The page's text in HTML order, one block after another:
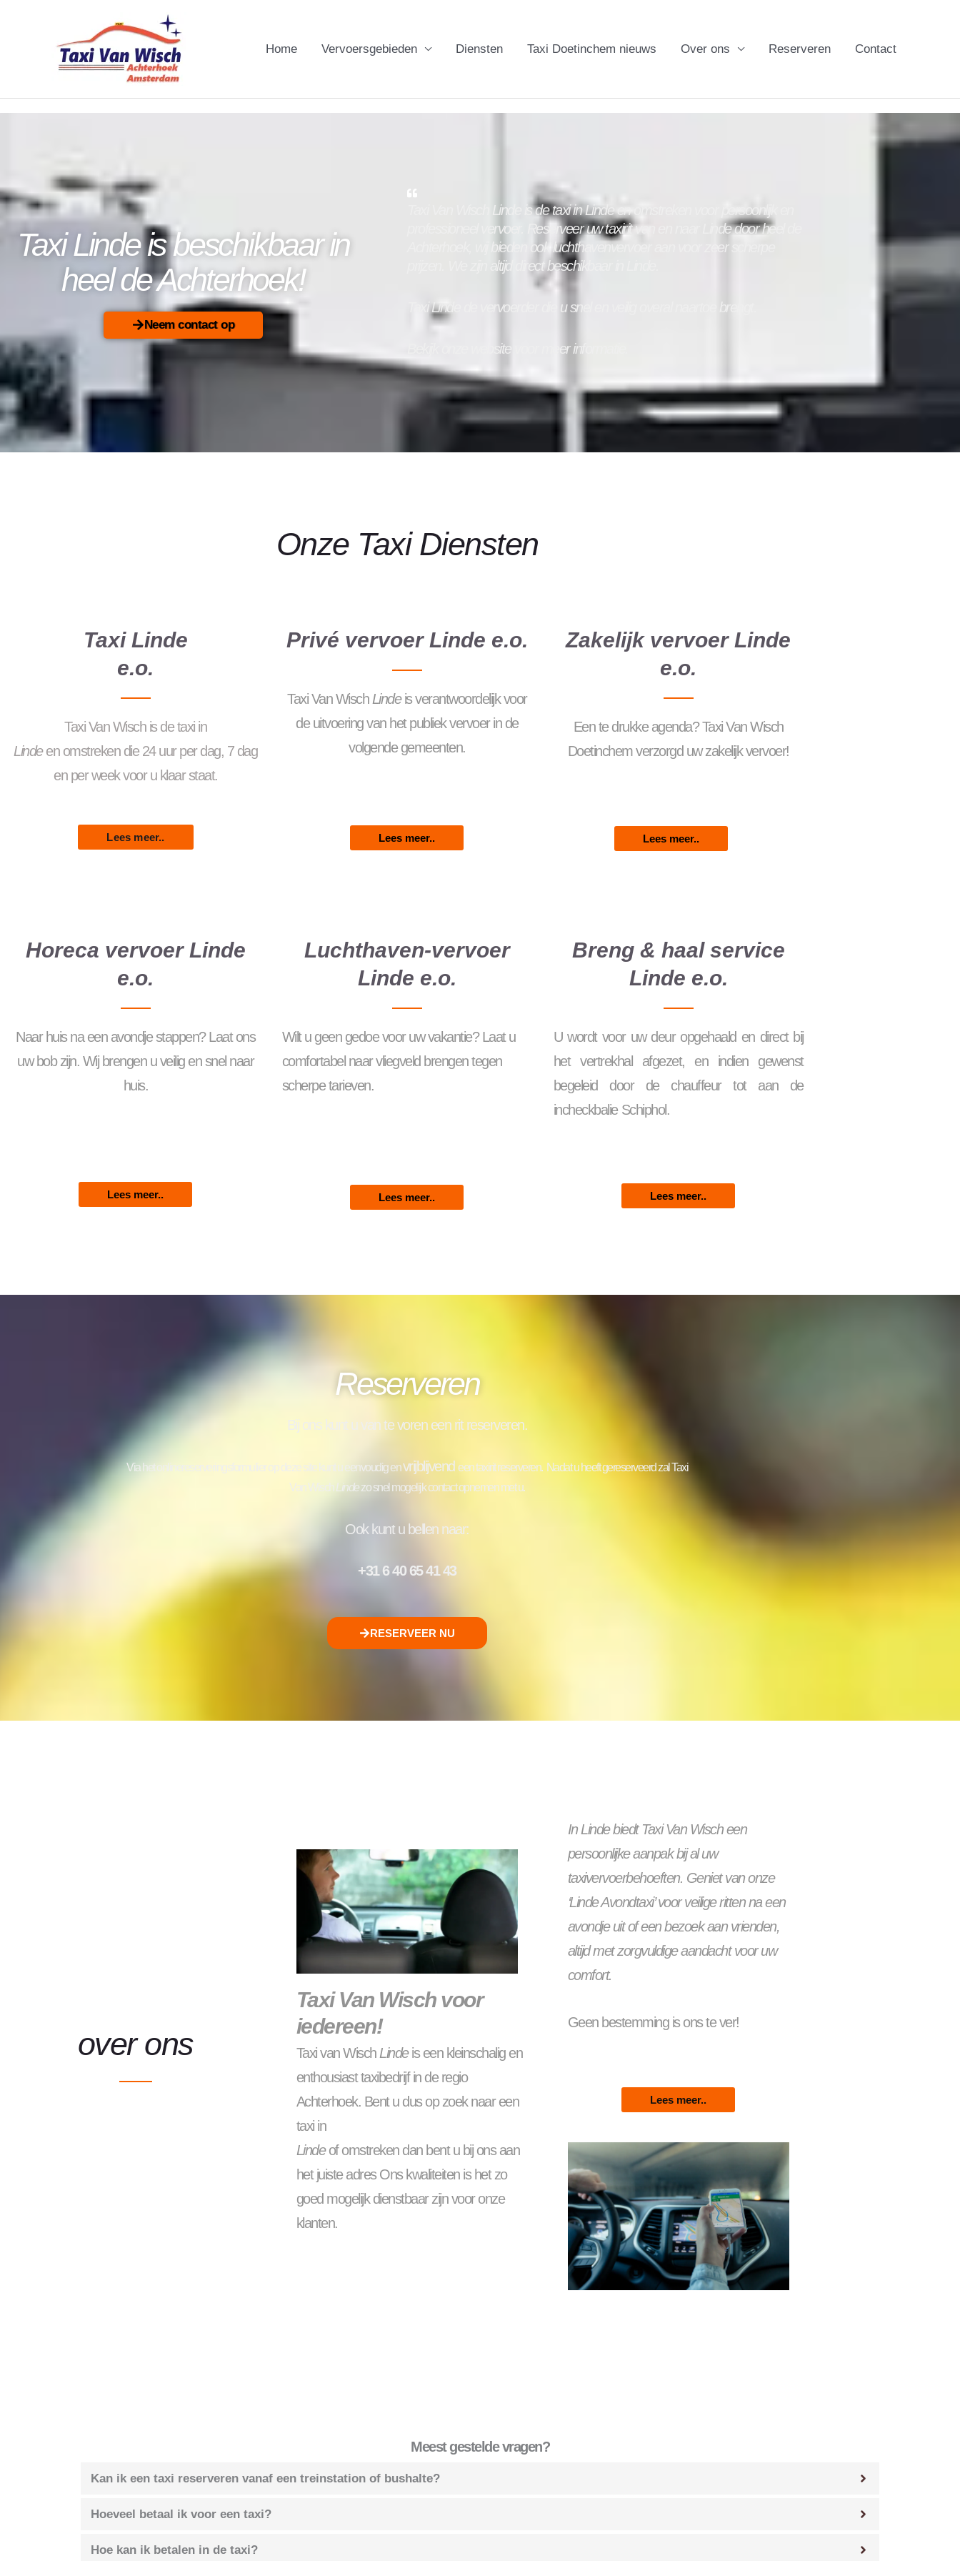
Home Vervoersgebieden Diensten Taxi Doetinchem nieuws Over ons Reserveren Contact
Taxi Linde is beschikbaar in
heel de Achterhoek!
Neem contact op
Taxi Van Wisch Linde is de taxi inLinde
en omstreken voor persoonlijk en
professioneel vervoer. Reserveer uw taxirit van en naar
Lindedoor heel de
Achterhoek, wij bieden ook luchthavenvervoer aan voor zeer scherpe
prijzen. We zijn altijd direct beschikbaar in
TaxiLinde de vervoerder die u snel en veilig overal naartoe brengt.
Bekijk onze website voor meer informatie.
Onze Taxi Diensten
Taxi Linde
e.o.
Taxi Van Wisch is de taxi in
Linde en omstreken die 24 uur per dag, 7 dag
en per week voor u klaar staat.
Lees meer..
Privé vervoer Linde e.o.
Taxi Van Wisch Lindeis verantwoordelijk voor
de uitvoering van het publiek vervoer in de
volgende gemeenten.
Lees meer..
Zakelijk vervoer Linde
e.o.
Een te drukke agenda? Taxi Van Wisch
Doetinchem verzorgd uw zakelijk vervoer!
Lees meer..
Horeca vervoer Linde
e.o.
Naar huis na een avondje stappen? Laat ons
uw bob zijn. Wij brengen u veilig en snel naar
huis.
Lees meer..
Luchthaven-vervoer
Linde e.o.
Wilt u geen gedoe voor uw vakantie? Laat u
comfortabel naar vliegveld brengen tegen
scherpe tarieven.
Lees meer..
Breng & haal service
Linde e.o.
U wordt voor uw deur opgehaald en direct bij
het vertrekhal afgezet, en indien gewenst
begeleid door de chauffeur tot aan de
incheckbalie Schiphol.
Lees meer..
Reserveren
Bij ons kunt u van te voren een rit reserveren.
Via het onlinereserveringsformulier op deze site kunt u eenvoudig envrijblijvend een taxirit reserveren. Nadat u heeft gereserveerd zal Taxi
Van WischLindezo snel mogelijk contact opnemen met u.
Ook kunt u bellen naar:
+31 6 40 65 41 43
RESERVEER NU
over ons
Taxi Van Wisch voor
iedereen!
Taxi van Wisch Lindeis een kleinschalig en
enthousiast taxibedrijf in de regio
Achterhoek. Bent u dus op zoek naar een
taxi in
Lindeof omstreken dan bent u bij ons aan
het juiste adres Ons kwaliteiten is het zo
goed mogelijk dienstbaar zijn voor onze
klanten.
In Linde biedt Taxi Van Wisch een
persoonlijke aanpak bij al uw
taxivervoerbehoeften. Geniet van onze
‘Linde Avondtaxi’ voor veilige ritten na een
avondje uit of een bezoek aan vrienden,
altijd met zorgvuldige aandacht voor uw
comfort.
Geen bestemming is ons te ver!
Lees meer..
Meest gestelde vragen?
Kan ik een taxi reserveren vanaf een treinstation of bushalte?
Hoeveel betaal ik voor een taxi?
Hoe kan ik betalen in de taxi?